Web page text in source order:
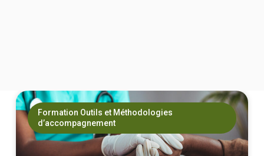
Formation Outils et Méthodologies
d’accompagnement